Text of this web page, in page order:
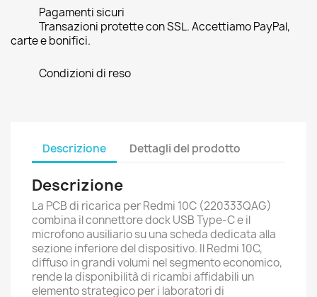
Pagamenti sicuri
Transazioni protette con SSL. Accettiamo PayPal,
carte e bonifici.
Condizioni di reso
Descrizione Dettagli del prodotto
Descrizione
La PCB di ricarica per Redmi 10C (220333QAG)
combina il connettore dock USB Type-C e il
microfono ausiliario su una scheda dedicata alla
sezione inferiore del dispositivo. Il Redmi 10C,
diffuso in grandi volumi nel segmento economico,
rende la disponibilità di ricambi affidabili un
elemento strategico per i laboratori di